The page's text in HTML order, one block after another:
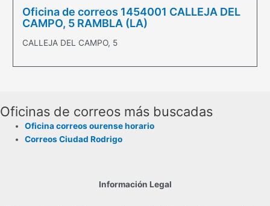
Oficina de correos 1454001 CALLEJA DEL
CAMPO, 5 RAMBLA (LA)
CALLEJA DEL CAMPO, 5
Oficinas de correos más buscadas
Oficina correos ourense horario
Correos Ciudad Rodrigo
Información Legal